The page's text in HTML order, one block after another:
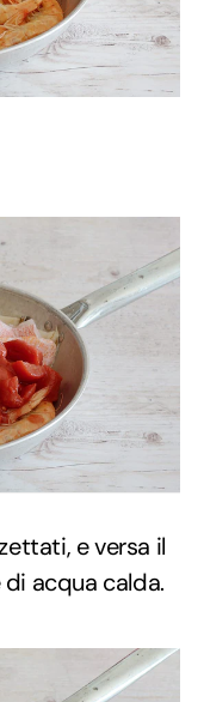
e versa il
acqua calda.